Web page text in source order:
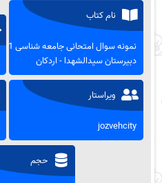
نام کتاب
نمونه سوال امتحانی جامعه شناسی 1 -
دبیرستان سیدالشهدا - اردکان
ویراستار
jozvehcity
حجم